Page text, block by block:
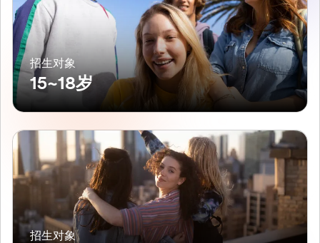
招生对象
15~18岁
招生对象